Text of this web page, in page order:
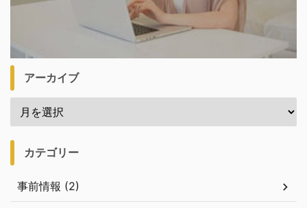
アーカイブ
カテゴリー
事前情報 (2)